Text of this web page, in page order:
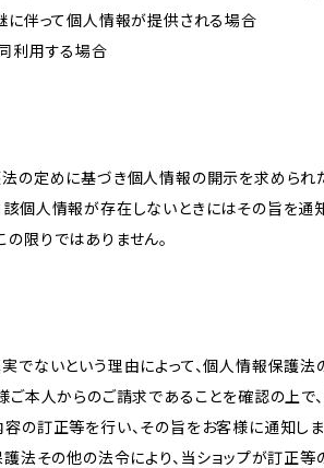
に伴って個人情報が提供される場合
利用する場合
法の定めに基づき個人情報の開示を求められ
個人情報が存在しないときにはその旨を通
限りではありません。
でないという理由によって、個人情報保護
ご本人からのご請求であることを確認の上
の訂正等を行い、その旨をお客様に通知し
護法その他の法令により、当ショップが訂正